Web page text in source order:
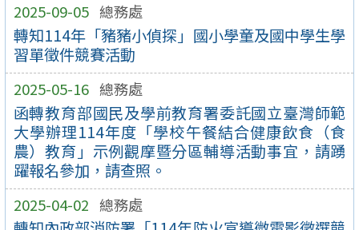
2025-09-05 總務處
轉知114年「豬豬小偵探」國小學童及國中學生學
習單徵件競賽活動
2025-05-16 總務處
函轉教育部國民及學前教育署委託國立臺灣師範
大學辦理114年度「學校午餐結合健康飲食（食
農）教育」示例觀摩暨分區輔導活動事宜，請踴
躍報名參加，請查照。
2025-04-02 總務處